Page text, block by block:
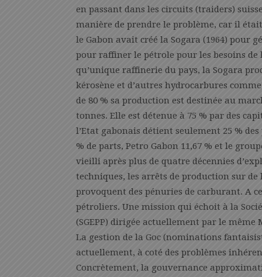
en passant dans les circuits (traiders)
manière de prendre le problème, car il
le Gabon avait créé la Sogara (1964) pour
pour raffiner le pétrole pour les besoins
qu’unique raffinerie du pays, la Sogara
kérosène et d’autres hydrocarbures
de 80 % sa production est destinée au
tonnes. Elle est détenue à 75 % par des
l’Etat gabonais détient seulement 25 %
% de parts, Petro Gabon 11,67 % et le
vieilli après plus de quatre décennies
techniques, les arrêts de production sur
provoquent des pénuries de carburant. A
pétroliers. Une mission qui échoit à la
(SGEPP) dirigée actuellement par le même
La gestion de la Goc (nominations
actuellement, à coté des problèmes
Concrètement, la gouvernance